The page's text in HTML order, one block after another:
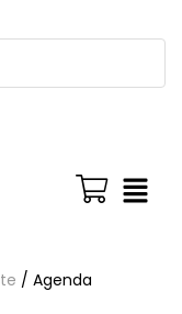
/ Agenda